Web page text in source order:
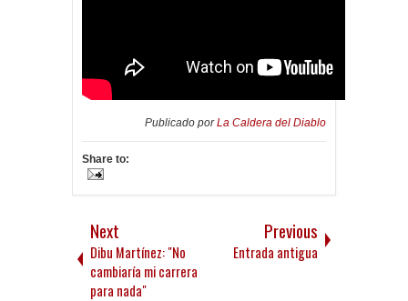
Publicado porLa Caldera del Diablo
Share to:
Next
Dibu Martínez: "No
cambiaría mi carrera
para nada"
Previous
Entrada antigua